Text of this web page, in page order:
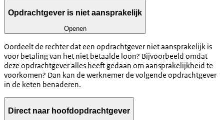
Opdrachtgever is niet aansprakelijk
Openen
Oordeelt de rechter dat een opdrachtgever niet aansprakelijk is
voor betaling van het niet betaalde loon? Bijvoorbeeld omdat
deze opdrachtgever alles heeft gedaan om aansprakelijkheid te
voorkomen? Dan kan de werknemer de volgende opdrachtgever
in de keten benaderen.
Direct naar hoofdopdrachtgever